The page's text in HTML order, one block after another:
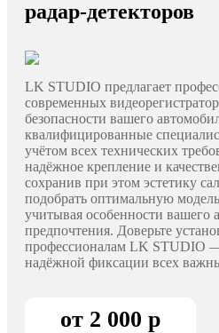
радар-детекторов
LK STUDIO предлагает
современных
безопасности вашего
квалифицированные
учётом всех технических
надёжное крепление и
сохранив при этом эстетику
подобрать оптимальную
учитывая особенности вашего
предпочтения. Доверьте
профессионалам LK STUDIO
надёжной фиксации всех
от 2 000 р